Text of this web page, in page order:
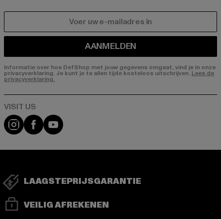
AANMELDEN
Informatie over hoe DefShop met jouw gegevens omgaat, vind je in onze
privacyverklaring. Je kunt je te allen tijde kosteloos uitschrijven. Lees de
privacyverklaring.
Visit our Instagram page:
Visit our Facebook page:
Visit our YouTube channel:
LAAGSTEPRIJSGARANTIE
VEILIG AFREKENEN